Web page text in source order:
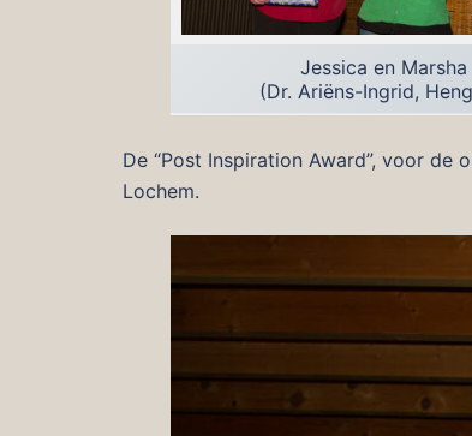
Jessica en Marsha
(Dr. Ariëns-Ingrid,
De “Post Inspiration Award”, voor
Lochem.